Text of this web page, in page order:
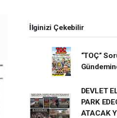
İlginizi Çekebilir
“TOÇ”
DEVLET
PARK
ATACAK